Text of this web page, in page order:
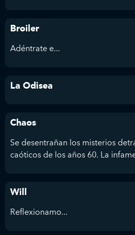
Broiler
Adéntrate e...
La Odisea
Chaos
Se desentrañan los misterios
caóticos de los años 60. La
Will
Reflexionamo...